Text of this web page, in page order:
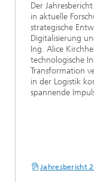
Der
in aktuelle
strategische
Digitalisierung
Ing. Alice
technologische
Transformation
in der Logistik
spannende
Jahresbericht